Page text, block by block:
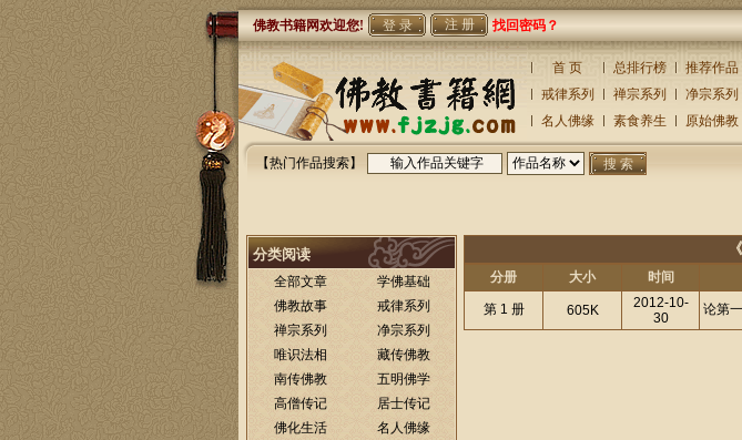
佛教书籍网欢迎您! 注 册 找回密码？
首 页 总排行榜 推荐作品
戒律系列
禅宗系列 净宗系列
名人佛缘
素食养生 原始佛教
【热门作品搜索】
分类阅读
全部文章
学佛基础
佛教故事
戒律系列
禅宗系列
净宗系列
唯识法相
藏传佛教
南传佛教
五明佛学
高僧传记
居士传记
佛化生活
名人佛缘
《
分册 大小 时间
第 1 册 605K
2012-10-
30
论第